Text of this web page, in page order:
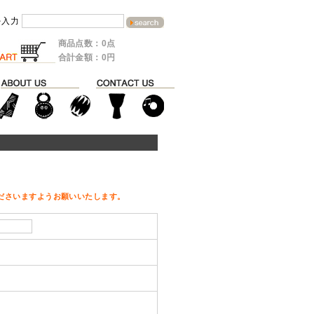
力
商品点数：0点
合計金額：0円
いますようお願いいたします。